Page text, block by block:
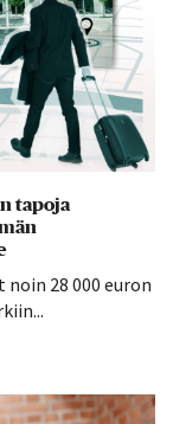
tapoja
28 000 euron